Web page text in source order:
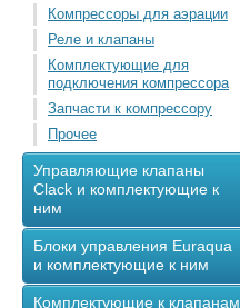
Компрессоры для аэрации
Реле и клапаны
Комплектующие для
подключения компрессора
Запчасти к компрессору
Прочее
Управляющие клапаны
Clack и комплектующие к
ним
Блоки управления Euraqua
и комплектующие к ним
Комплектующие к клапанам